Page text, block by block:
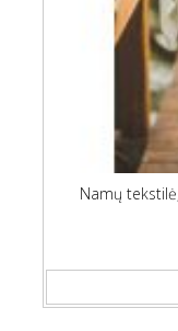
Namų